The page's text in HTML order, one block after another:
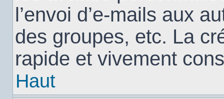
l’envoi d’e-mails aux
des groupes, etc. La
rapide et vivement
Haut